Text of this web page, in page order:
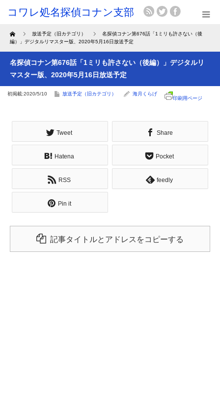
Home 放送予定（旧カテゴリ）
名探偵コナン第676話「1ミリも許さない（後
編）」デジタルリマスター版、2020年5月16日放送予定
名探偵コナン第676話「1ミリも許さない（後編）」デジタルリ
マスター版、2020年5月16日放送予定
初掲載:2020/5/10 放送予定（旧カテゴリ）
海月くらげ
印刷用ページ
Tweet Share
Hatena Pocket
RSS feedly
Pin it
記事タイトルとアドレスをコピーする